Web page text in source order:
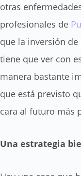
otras
profesionales de
que la inversión
tiene que ver con
manera bastante
que está previsto
cara al futuro más
Una estrategia